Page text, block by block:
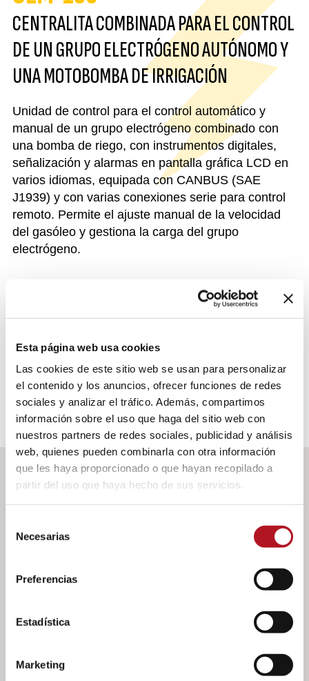
Esta página web usa cookies
Las cookies de este sitio web se usan para personalizar
el contenido y los anuncios, ofrecer funciones de redes
sociales y analizar el tráfico. Además, compartimos
información sobre el uso que haga del sitio web con
nuestros partners de redes sociales, publicidad y análisis
web, quienes pueden combinarla con otra información
que les haya proporcionado o que hayan recopilado a
partir del uso que haya hecho de sus servicios.
Necesarias
Preferencias
Estadística
Marketing
CENTRALITA COMBINADA PARA EL CONTROL
DE UN GRUPO ELECTRÓGENO AUTÓNOMO Y
UNA MOTOBOMBA DE IRRIGACIÓN
Unidad de control para el control automático y
manual de un grupo electrógeno combinado con
una bomba de riego, con instrumentos digitales,
señalización y alarmas en pantalla gráfica LCD en
varios idiomas, equipada con CANBUS (SAE
J1939) y con varias conexiones serie para control
remoto. Permite el ajuste manual de la velocidad
del gasóleo y gestiona la carga del grupo
electrógeno.
DATOS DE IDENTIFICACIÓN
DOWNLOAD
3D, formato .STEP
Documents